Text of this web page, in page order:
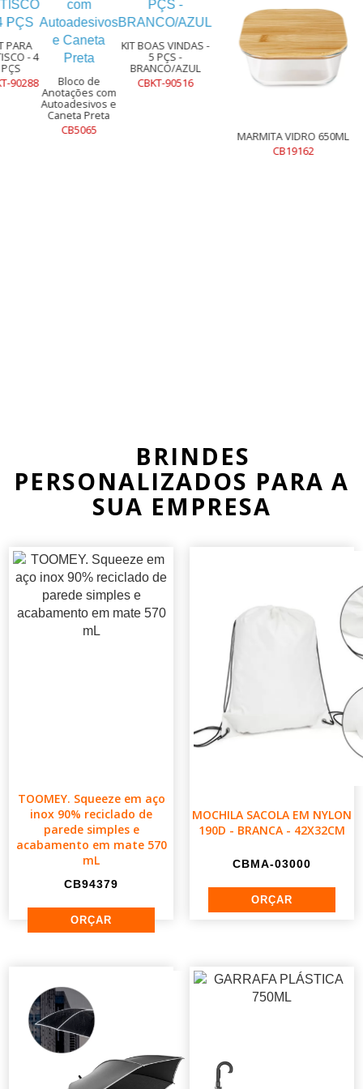
de
com
e
KIT BOAS VINDAS -
5 PÇS -
BRANCO/AZUL
CBKT-90516
MARMITA VIDRO 650ML
BRINDES
PERSONALIZADOS PARA A
SUA EMPRESA
TOOMEY. Squeeze em aço
inox 90% reciclado de
parede simples e
acabamento em mate 570
mL
CB94379
MOCHILA SACOLA EM NYLON
190D - BRANCA - 42X32CM
CBMA-03000